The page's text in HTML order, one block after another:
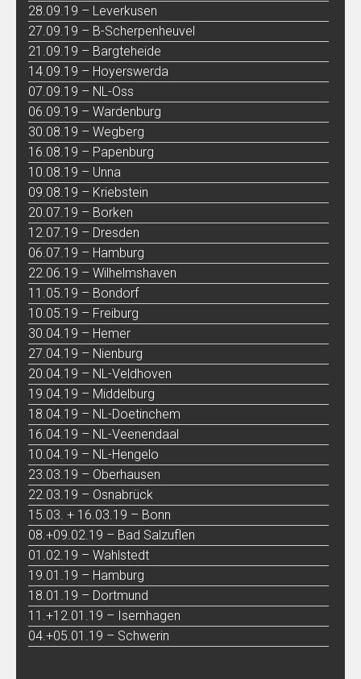
28.09.19 – Leverkusen
27.09.19 – B-Scherpenheuvel
21.09.19 – Bargteheide
14.09.19 – Hoyerswerda
07.09.19 – NL-Oss
06.09.19 – Wardenburg
30.08.19 – Wegberg
16.08.19 – Papenburg
10.08.19 – Unna
09.08.19 – Kriebstein
20.07.19 – Borken
12.07.19 – Dresden
06.07.19 – Hamburg
22.06.19 – Wilhelmshaven
11.05.19 – Bondorf
10.05.19 – Freiburg
30.04.19 – Hemer
27.04.19 – Nienburg
20.04.19 – NL-Veldhoven
19.04.19 – Middelburg
18.04.19 – NL-Doetinchem
16.04.19 – NL-Veenendaal
10.04.19 – NL-Hengelo
23.03.19 – Oberhausen
22.03.19 – Osnabrück
15.03. + 16.03.19 – Bonn
08.+09.02.19 – Bad Salzuflen
01.02.19 – Wahlstedt
19.01.19 – Hamburg
18.01.19 – Dortmund
11.+12.01.19 – Isernhagen
04.+05.01.19 – Schwerin